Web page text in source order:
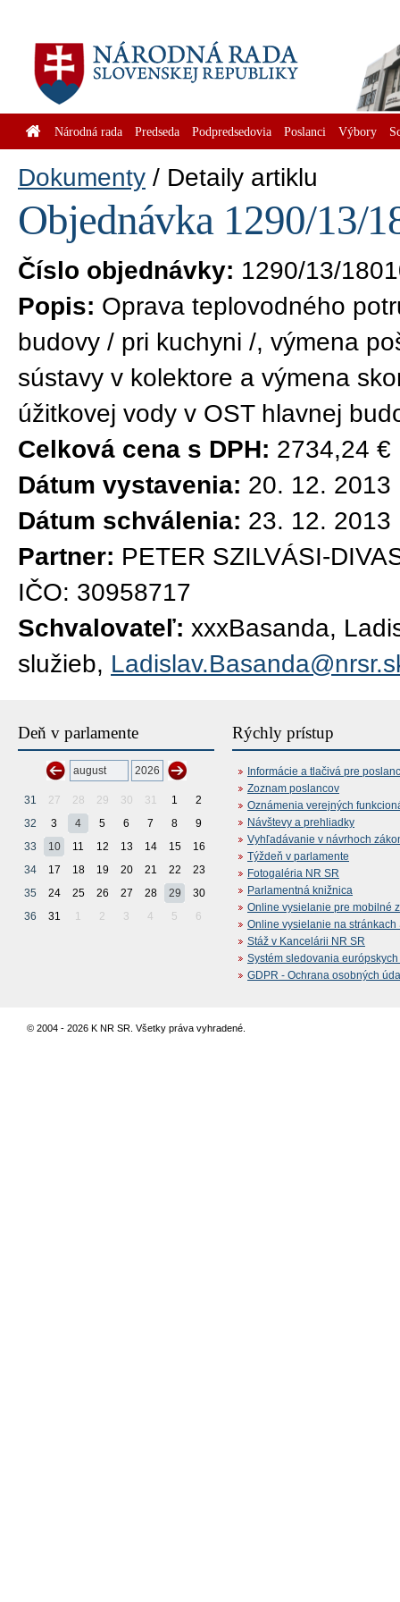
Národná rada Predseda Podpredsedovia Poslanci Výbory
Dokumenty Detaily artiklu
Objednávka 1290/13/
Číslo objednávky: 1290/13/
Popis: Oprava teplovodného
budovy / pri kuchyni /, výmena
sústavy v kolektore a výmena
úžitkovej vody v OST hlavnej
Celková cena s DPH: 2734,24 €
Dátum vystavenia: 20. 12. 2013
Dátum schválenia: 23. 12. 2013
Partner: PETER SZILVÁSI-
IČO: 30958717
Schvalovateľ: xxxBasanda,
služieb,
Deň v parlamente
31 27 28 29 30 31 1
2
32
3 4 5 6 7 8
9
33
10 11 12 13 14 15
16
34
17 18 19 20 21 22
23
35
24 25 26 27 28 29
30
36
31 1 2 3 4 5 6
Rýchly prístup
Informácie a tlačivá pre
Zoznam poslancov
Oznámenia verejných
Návštevy a prehliadky
Vyhľadávanie v návrhoch
Týždeň v parlamente
Fotogaléria NR SR
Parlamentná knižnica
Online vysielanie pre mobilné
Online vysielanie na stránkach
Stáž v Kancelárii NR SR
Systém sledovania
GDPR - Ochrana osobných
© 2004 - 2026 K NR SR. Všetky práva vyhradené.